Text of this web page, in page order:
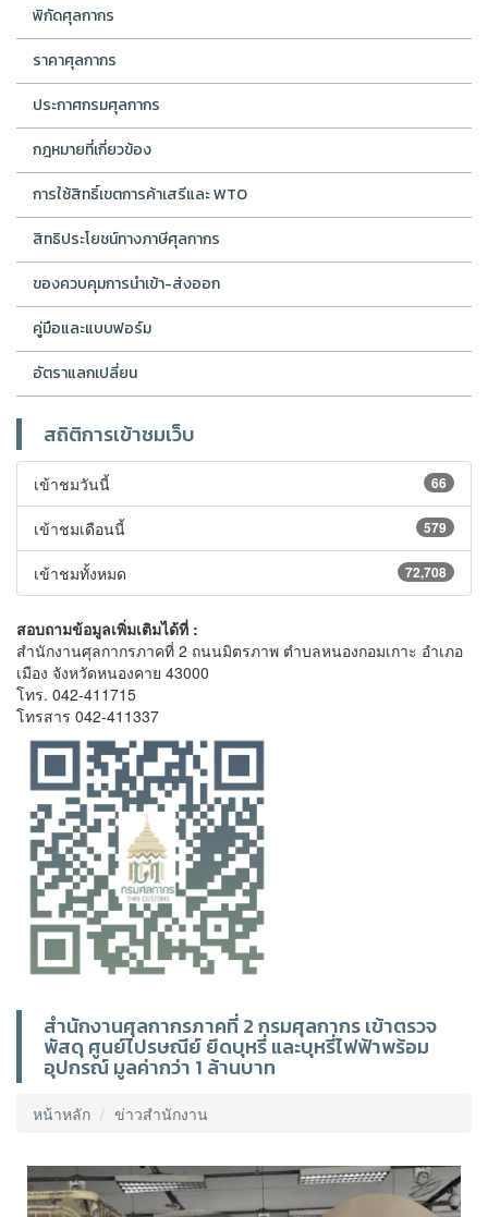
พิกัดศุลกากร
ราคาศุลกากร
ประกาศกรมศุลกากร
กฎหมายที่เกี่ยวข้อง
การใช้สิทธิ์เขตการค้าเสรีและ WTO
สิทธิประโยชน์ทางภาษีศุลกากร
ของควบคุมการนำเข้า-ส่งออก
คู่มือและแบบฟอร์ม
อัตราแลกเปลี่ยน
สถิติการเข้าชมเว็บ
66
เข้าชมวันนี้
579
เข้าชมเดือนนี้
72,708
เข้าชมทั้งหมด
สอบถามข้อมูลเพิ่มเติมได้ที่ :
สำนักงานศุลกากรภาคที่ 2 ถนนมิตรภาพ ตำบลหนองกอมเกาะ อำเภอ
เมือง จังหวัดหนองคาย 43000
โทร. 042-411715
โทรสาร 042-411337
สำนักงานศุลกากรภาคที่ 2 กรมศุลกากร เข้าตรวจ
พัสดุ ศูนย์ไปรษณีย์ ยึดบุหรี่ และบุหรี่ไฟฟ้าพร้อม
อุปกรณ์ มูลค่ากว่า 1 ล้านบาท
หน้าหลัก ข่าวสำนักงาน